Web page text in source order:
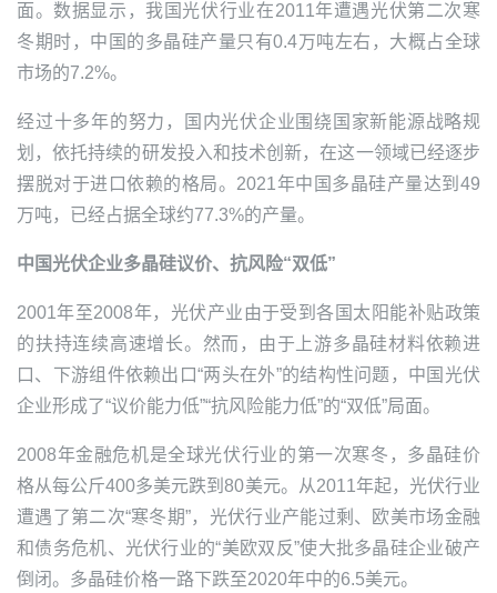
面。数据显示，我国光伏行业在2011年遭遇光伏第二次寒
冬期时，中国的多晶硅产量只有0.4万吨左右，大概占全球
市场的7.2%。
经过十多年的努力，国内光伏企业围绕国家新能源战略规
划，依托持续的研发投入和技术创新，在这一领域已经逐步
摆脱对于进口依赖的格局。2021年中国多晶硅产量达到49
万吨，已经占据全球约77.3%的产量。
中国光伏企业多晶硅议价、抗风险“双低”
2001年至2008年，光伏产业由于受到各国 太阳能补贴政策
的扶持连续高速增长。然而，由于上游多晶硅材料依赖进
口、下游组件依赖出口“两头在外”的结构性问题，中国光伏
企业形成了“议价能力低”“抗风险能力低”的“双低”局面。
2008年金融危机是全球光伏行业的第一次寒冬，多晶硅价
格从每公斤400多美元跌到80美元。从2011年起，光伏行业
遭遇了第二次“寒冬期”，光伏行业产能过剩、欧美市场金融
和债务危机、光伏行业的“美欧双反”使大批多晶硅企业破产
倒闭。多晶硅价格一路下跌至2020年中的6.5美元。